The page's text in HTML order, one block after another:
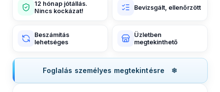
12 hónap jótállás.
Nincs kockázat!
Bevizsgált, ellenőrzött
Beszámítás
lehetséges
Üzletben
megtekinthető
Foglalás személyes megtekintésre